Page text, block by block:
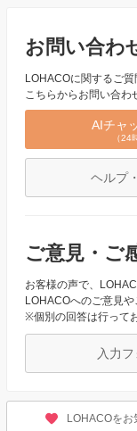
お問い合わ
LOHACOに関するご質
こちらからお問い合わ
AIチャ
（24
ヘルプ
ご意見・ご
お客様の声で、
LOHACOへのご意見や
※個別の回答は行って
入力
LOHACOを